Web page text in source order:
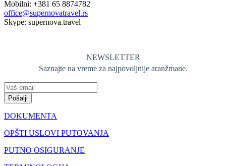
Mobilni: +381 65 8874782
office@supernovatravel.rs
Skype: supernova.travel
NEWSLETTER
Saznajte na vreme za najpovoljnije aranžmane.
Pošalji
DOKUMENTA
OPŠTI USLOVI PUTOVANJA
PUTNO OSIGURANJE